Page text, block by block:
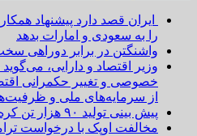
قصد دارد پیشنهاد همکاری در
به سعودی و امارات بدهد
در برابر دوراهی سخت
اقتصاد و دارایی، می‌گوید راهی
و تغییر حکمرانی اقتصادی
سرمایه‌های ملی و ظرفیت‌های داخلی
تولید ۹۰ هزار تن کره تا پایان سال
اوپک با درخواست ترامپ برای